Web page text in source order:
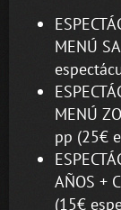
MENÚ
MENÚ
pp (25€
AÑOS +
(15€